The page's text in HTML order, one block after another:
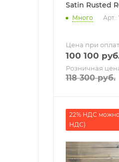
Satin Rusted
Много Арт.:
Цена при
100 100
Розничная
118 300руб.
22% НДС
НДС)